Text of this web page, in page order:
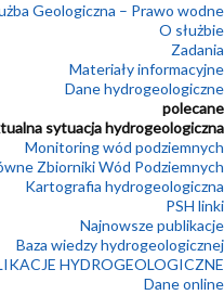
Geologiczna – Prawo wodne
O służbie
Zadania
Materiały informacyjne
Dane hydrogeologiczne
polecane
sytuacja hydrogeologiczna
Monitoring wód podziemnych
Zbiorniki Wód Podziemnych
Kartografia hydrogeologiczna
PSH linki
Najnowsze publikacje
Baza wiedzy hydrogeologicznej
HYDROGEOLOGICZNE
Dane online